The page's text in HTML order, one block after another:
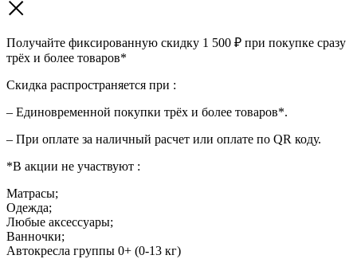
Получайте фиксированную скидку 1 500 ₽ при покупке сразу
трёх и более товаров*
Скидка распространяется при :
– Единовременной покупки трёх и более товаров*.
– При оплате за наличный расчет или оплате по QR коду.
*В акции не участвуют :
Матрасы;
Одежда;
Любые аксессуары;
Ванночки;
Автокресла группы 0+ (0-13 кг)